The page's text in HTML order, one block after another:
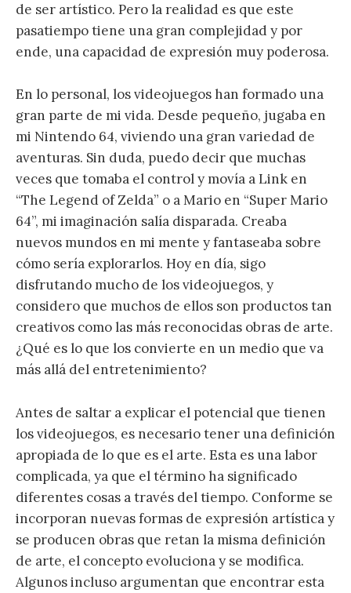
de ser artístico. Pero la realidad es que este
pasatiempo tiene una gran complejidad y por
ende, una capacidad de expresión muy poderosa.
En lo personal, los videojuegos han formado una
gran parte de mi vida. Desde pequeño, jugaba en
mi Nintendo 64, viviendo una gran variedad de
aventuras. Sin duda, puedo decir que muchas
veces que tomaba el control y movía a Link en
“The Legend of Zelda” o a Mario en “Super Mario
64”, mi imaginación salía disparada. Creaba
nuevos mundos en mi mente y fantaseaba sobre
cómo sería explorarlos. Hoy en día, sigo
disfrutando mucho de los videojuegos, y
considero que muchos de ellos son productos tan
creativos como las más reconocidas obras de arte.
¿Qué es lo que los convierte en un medio que va
más allá del entretenimiento?
Antes de saltar a explicar el potencial que tienen
los videojuegos, es necesario tener una definición
apropiada de lo que es el arte. Esta es una labor
complicada, ya que el término ha significado
diferentes cosas a través del tiempo. Conforme se
incorporan nuevas formas de expresión artística y
se producen obras que retan la misma definición
de arte, el concepto evoluciona y se modifica.
Algunos incluso argumentan que encontrar esta